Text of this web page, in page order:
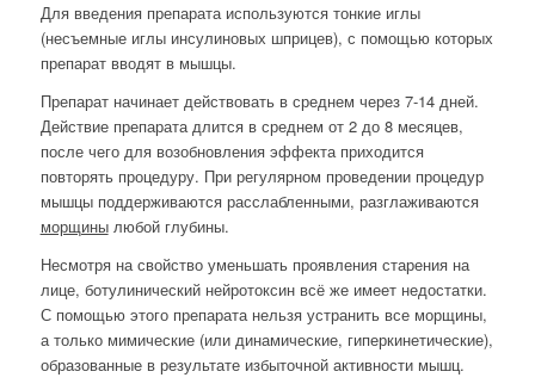
Для введения препарата используются тонкие иглы
(несъемные иглы инсулиновых шприцев), с помощью которых
препарат вводят в мышцы.
Препарат начинает действовать в среднем через 7-14 дней.
Действие препарата длится в среднем от 2 до 8 месяцев,
после чего для возобновления эффекта приходится
повторять процедуру. При регулярном проведении процедур
мышцы поддерживаются расслабленными, разглаживаются
морщинылюбой глубины.
Несмотря на свойство уменьшать проявления старения на
лице, ботулинический нейротоксин всё же имеет недостатки.
С помощью этого препарата нельзя устранить все морщины,
а только мимические (или динамические, гиперкинетические),
образованные в результате избыточной активности мышц.